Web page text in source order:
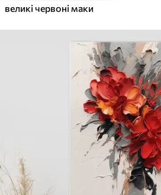
великі червоні маки